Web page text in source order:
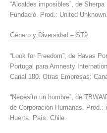
“Alcaldes imposibles”, de
Fundació. Prod.: United
Género y Diversidad – ST9
“Look for Freedom”, de Havas
Portugal para Amnesty
Canal 180. Otras Empresas:
“Necesito un hombre”, de
de Corporación Humanas.
Huerta. País: Chile.